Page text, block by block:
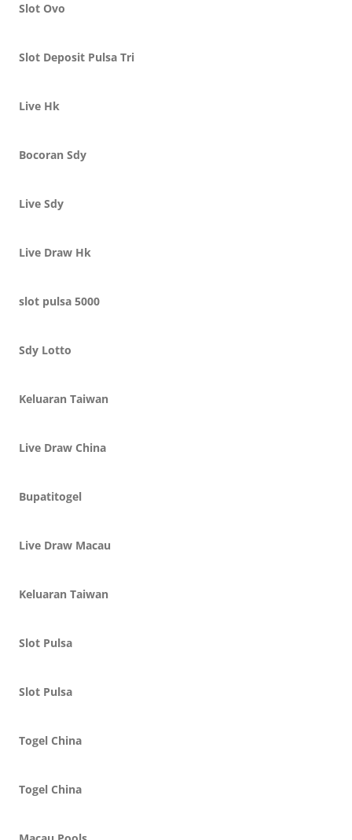
Slot Ovo
Slot Deposit Pulsa Tri
Live Hk
Bocoran Sdy
Live Sdy
Live Draw Hk
slot pulsa 5000
Sdy Lotto
Keluaran Taiwan
Live Draw China
Bupatitogel
Live Draw Macau
Keluaran Taiwan
Slot Pulsa
Slot Pulsa
Togel China
Togel China